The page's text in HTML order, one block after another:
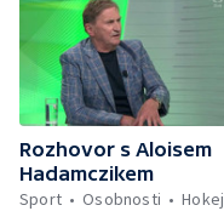
Rozhovor s Aloisem
Hadamczikem
Sport
Osobnosti Hokej